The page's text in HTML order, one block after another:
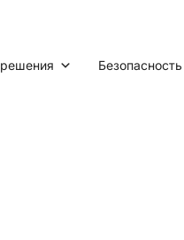
Безопасность